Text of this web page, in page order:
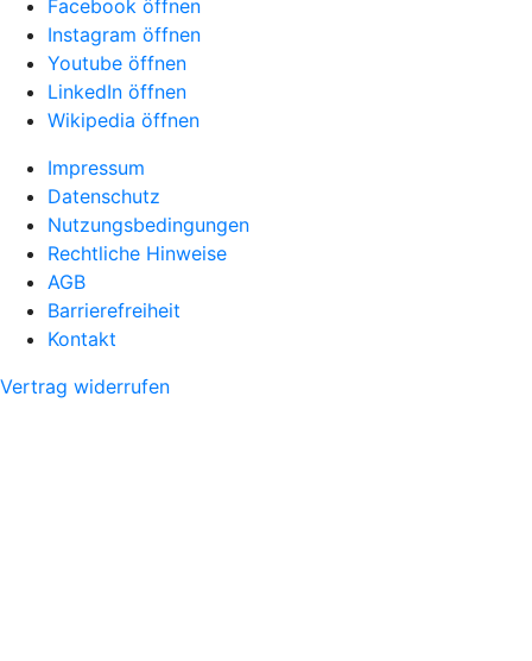
Facebook öffnen
Instagram öffnen
Youtube öffnen
LinkedIn öffnen
Wikipedia öffnen
Impressum
Datenschutz
Nutzungsbedingungen
Rechtliche Hinweise
AGB
Barrierefreiheit
Kontakt
Vertrag widerrufen